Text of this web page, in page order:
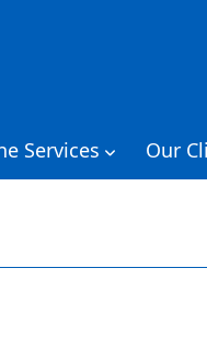
Services Our